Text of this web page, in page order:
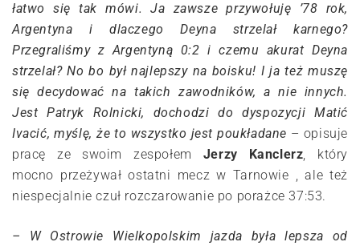
łatwo się tak mówi. Ja zawsze przywołuję ’78 rok,
Argentyna i dlaczego Deyna strzelał karnego?
Przegraliśmy z Argentyną 0:2 i czemu akurat Deyna
strzelał? No bo był najlepszy na boisku! I ja też muszę
się decydować na takich zawodników, a nie innych.
Jest Patryk Rolnicki, dochodzi do dyspozycji Matić
Ivacić, myślę, że to wszystko jest poukładane – opisuje
pracę ze swoim zespołem Jerzy Kanclerz, który
mocno przeżywał ostatni mecz w Tarnowie , ale też
niespecjalnie czuł rozczarowanie po porażce 37:53.
– W Ostrowie Wielkopolskim jazda była lepsza od